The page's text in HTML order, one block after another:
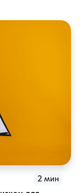
2 мин